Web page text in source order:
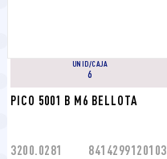
UNID/CAJA
6
PICO 5001 B M6 BELLOTA
3200.0281 8414299120103